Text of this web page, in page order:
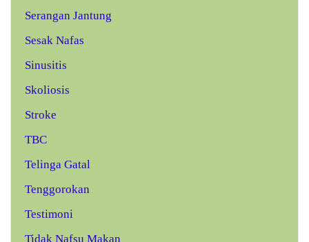
Serangan Jantung
Sesak Nafas
Sinusitis
Skoliosis
Stroke
TBC
Telinga Gatal
Tenggorokan
Testimoni
Tidak Nafsu Makan